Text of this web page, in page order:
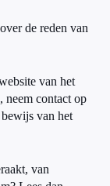
de reden van
van het
neem contact op
van het
van